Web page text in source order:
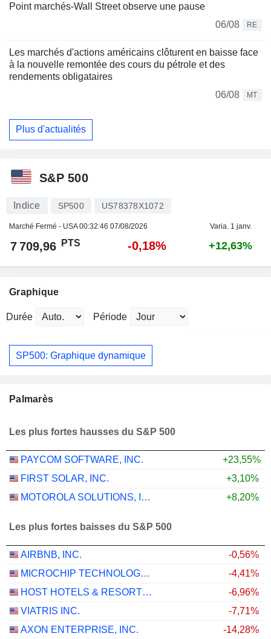
Point marchés-Wall Street observe une pause
06/08
RE
Les marchés d'actions américains clôturent en baisse face
à la nouvelle remontée des cours du pétrole et des
rendements obligataires
06/08
MT
Plus d'actualités
S&P 500
Indice SP500 US78378X1072
Marché Fermé - USA00:32:46 07/08/2026 Varia. 1 janv.
7 709,96 PTS -0,18% +12,63%
Graphique
Durée Période
SP500: Graphique dynamique
Palmarès
Les plus fortes hausses du S&P 500
PAYCOM SOFTWARE, INC.
+23,55%
FIRST SOLAR, INC.
+3,10%
MOTOROLA SOLUTIONS, INC.
+8,20%
Les plus fortes baisses du S&P 500
AIRBNB, INC.
-0,56%
MICROCHIP TECHNOLOGY INCORPORATED
-4,41%
HOST HOTELS & RESORTS, INC.
-6,96%
VIATRIS INC.
-7,71%
AXON ENTERPRISE, INC.
-14,28%